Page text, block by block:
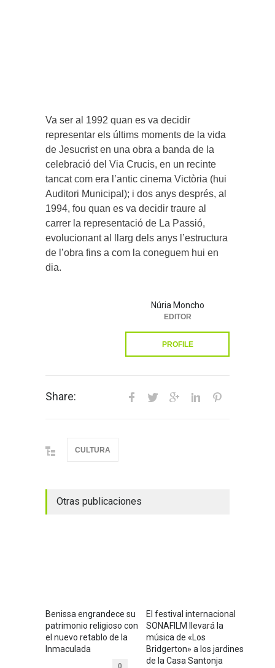
Va ser al 1992 quan es va decidir
representar els últims moments de la vida
de Jesucrist en una obra a banda de la
celebració del Via Crucis, en un recinte
tancat com era l’antic cinema Victòria (hui
Auditori Municipal); i dos anys després, al
1994, fou quan es va decidir traure al
carrer la representació de La Passió,
evolucionant al llarg dels anys l’estructura
de l’obra fins a com la coneguem hui en
dia.
Núria Moncho
EDITOR
PROFILE
Share:
CULTURA
Otras publicaciones
Benissa engrandece su
patrimonio religioso con
el nuevo retablo de la
Inmaculada
0
El festival internacional
SONAFILM llevará la
música de «Los
Bridgerton» a los jardines
de la Casa Santonja